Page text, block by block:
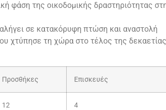
φάση της οικοδομικής δραστηριότητας
σε κατακόρυφη πτώση και αναστολή
χτύπησε τη χώρα στο τέλος της
Προσθήκες Επισκευές
12 4